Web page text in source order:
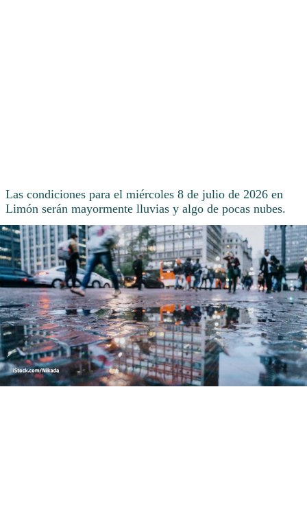
Las condiciones para el miércoles 8 de julio de 2026 en
Limón serán mayormente lluvias y algo de pocas nubes.